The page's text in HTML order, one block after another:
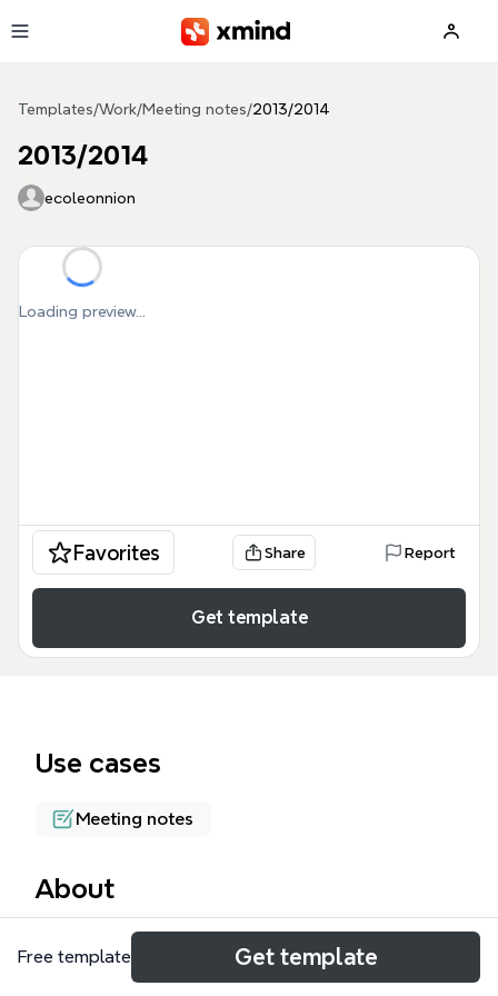
Templates/Work/Meeting notes/2013/2014
2013/2014
ecoleonnion
Loading preview...
Favorites Share Report
Get template
Use cases
Meeting notes
About
La mind map « 2013/2014 » est un outil de
planification et de gestion destiné aux équipes
Free template Get template